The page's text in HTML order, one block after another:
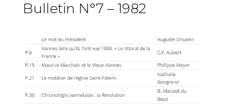
Bulletin N°7 – 1982